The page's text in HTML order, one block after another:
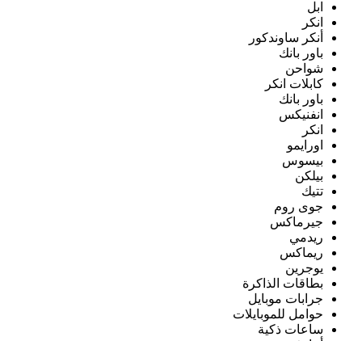
ابل
انكر
أنكر ساوندكور
باور بانك
شواحن
كابلات انكر
باور بانك
انفنيكس
انكر
اورايمو
بيسوس
بيلكن
تتيك
جوى روم
جيرماكس
ريدمي
ريماكس
يوجرين
بطاقات الذاكرة
جرابات موبايل
حوامل للموبايلات
ساعات ذكية